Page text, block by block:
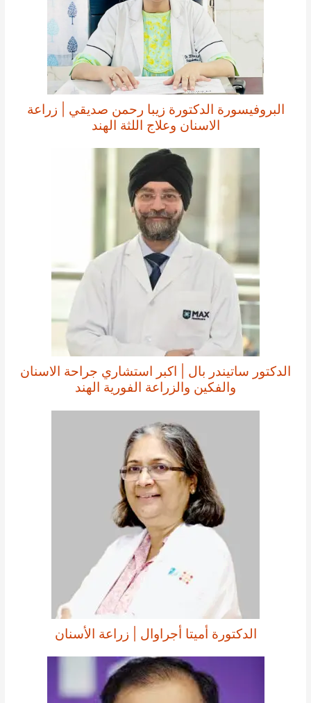
البروفيسورة الدكتورة زيبا رحمن صديقي | زراعة
الاسنان وعلاج اللثة الهند
الدكتور ساتيندر بال | اكبر استشاري جراحة الاسنان
والفكين والزراعة الفورية الهند
الدكتورة أميتا أجراوال | زراعة الأسنان